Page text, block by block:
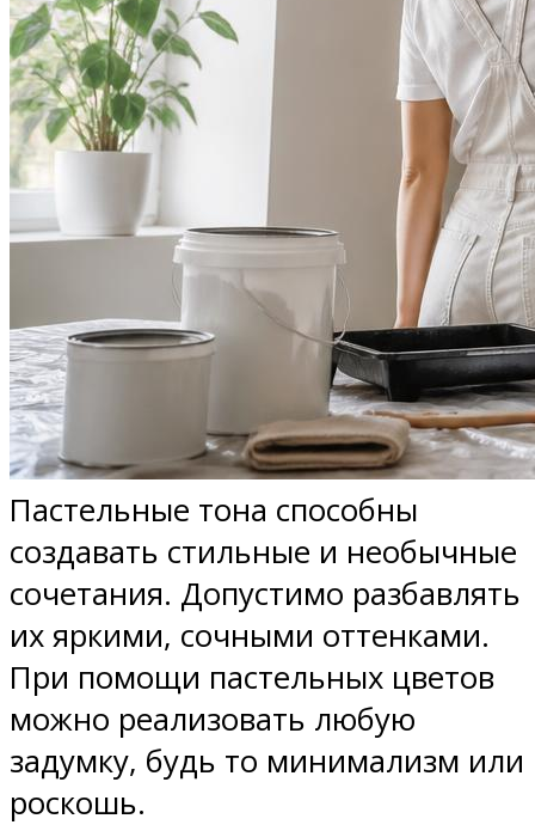
Пастельные тона способны
создавать стильные и необычные
сочетания. Допустимо разбавлять
их яркими, сочными оттенками.
При помощи пастельных цветов
можно реализовать любую
задумку, будь то минимализм или
роскошь.